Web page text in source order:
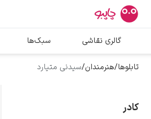
بیشترین جستجوها
پیکاسو
تابلو بوسه
گالری نقاشی سبک‌ها
تابلوها/هنرمندان/سیدنی متیارد
کادر